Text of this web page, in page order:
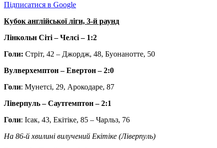
Підписатися в Google
Кубок англійської ліги, 3-й раунд
Лінкольн Сіті – Челсі – 1:2
Голи: Стріт, 42 – Джордж, 48, Буонанотте, 50
Вулверхемптон – Евертон – 2:0
Голи: Мунетсі, 29, Арокодаре, 87
Ліверпуль – Саутгемптон – 2:1
Голи: Ісак, 43, Екітіке, 85 – Чарльз, 76
На 86-й хвилині вилучений Екітіке (Ліверпуль)